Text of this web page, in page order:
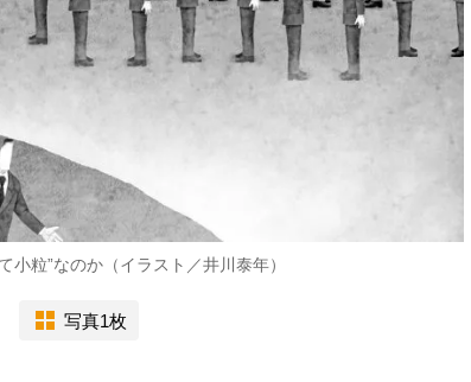
小粒”なのか（イラスト／井川泰年）
写真1枚